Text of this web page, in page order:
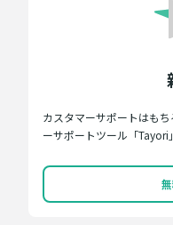
カスタマーサポートはも
ーサポートツール「Tayori